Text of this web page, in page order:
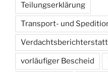
Teilungserklärung
Transport- und
vorläufiger Bescheid